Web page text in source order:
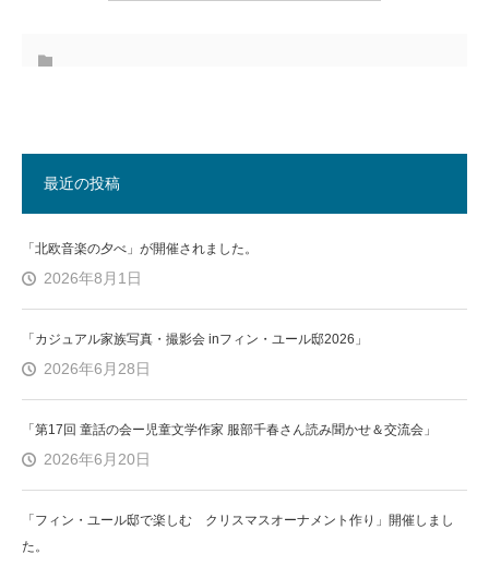
最近の投稿
「北欧音楽の夕べ」が開催されました。
2026年8月1日
「カジュアル家族写真・撮影会 inフィン・ユール邸2026」
2026年6月28日
「第17回 童話の会ー児童文学作家 服部千春さん読み聞かせ＆交流会」
2026年6月20日
「フィン・ユール邸で楽しむ クリスマスオーナメント作り」開催しまし
た。